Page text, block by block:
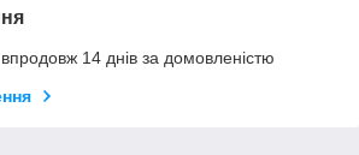
14 днів за домовленістю